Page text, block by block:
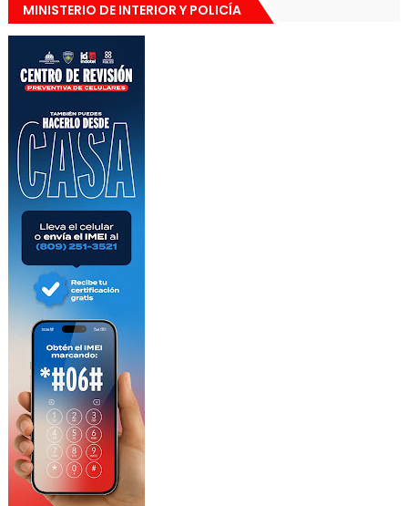
MINISTERIO DE INTERIOR Y POLICÍA